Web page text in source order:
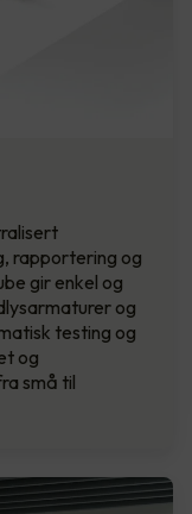
rapportering og
gir enkel og
og
testing og
og
små til